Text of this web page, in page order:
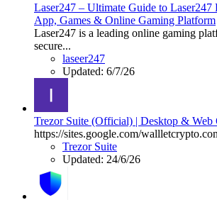
Laser247 – Ultimate Guide to Laser247
App, Games & Online Gaming Platform
Laser247 is a leading online gaming
secure...
laseer247
Updated: 6/7/26
Trezor Suite (Official) | Desktop & Web
https://sites.google.com/
Trezor Suite
Updated: 24/6/26